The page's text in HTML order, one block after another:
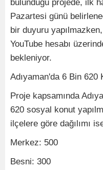
bulunduğu projede, ilk
Pazartesi günü
bir duyuru
YouTube hesabı
bekleniyor.
Adıyaman'da 6 Bin 620
Proje kapsamında
620 sosyal konut
ilçelere göre dağılımı
Merkez: 500
Besni: 300